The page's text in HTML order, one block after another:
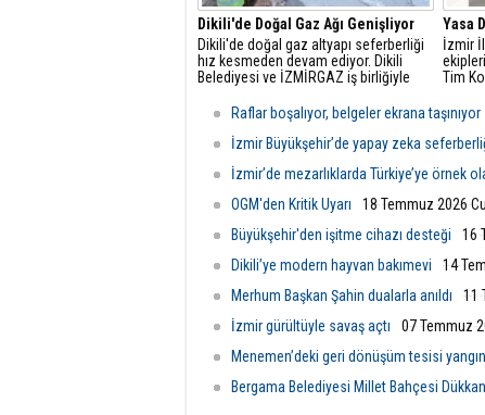
Dikili'de Doğal Gaz Ağı Genişliyor
Dikili'de doğal gaz altyapı seferberliği
hız kesmeden devam ediyor. Dikili
Belediyesi ve İZMİRGAZ iş birliğiyle
resmen başladı.
Yasa
İzmir
Tim
Urla
kapalı
yapan
Raflar boşalıyor, belgeler ekrana taşınıyor
İzmir Büyükşehir’de yapay zeka
İzmir’de mezarlıklarda Türkiye’ye örnek
OGM'den Kritik Uyarı
18 Temmuz 2026
Büyükşehir'den işitme cihazı desteği
16
Dikili’ye modern hayvan bakımevi
14
Merhum Başkan Şahin dualarla anıldı
11
İzmir gürültüyle savaş açtı
07 Temmuz
Menemen’deki geri dönüşüm tesisi
Bergama Belediyesi Millet Bahçesi